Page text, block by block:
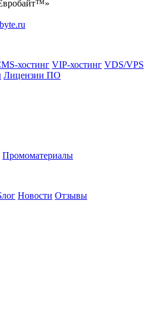
хостинг VIP-хостинг VDS/VPS
Лицензии ПО
Промоматериалы
Новости Отзывы